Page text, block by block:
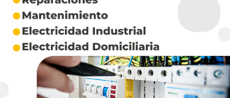
La entradaMarruecos: jóvenes convocaron a
nuevas manifestaciones
Redeco Alternativo .
Fuente:https://redeco.com.ar/internacional/africa/74829-
marruecos-jovenes-convocaron-a-nuevas-manifestaciones